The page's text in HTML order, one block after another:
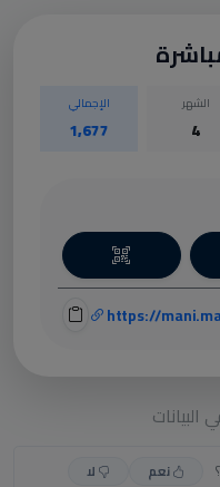
الشهر
4
الإجمالي
1,677
https://
نعم لا